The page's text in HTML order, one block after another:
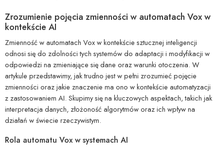
Zrozumienie pojęcia zmienności w automatach Vox w
kontekście AI
Zmienność w automatach Vox w kontekście sztucznej inteligencji
odnosi się do zdolności tych systemów do adaptacji i modyfikacji w
odpowiedzi na zmieniające się dane oraz warunki otoczenia. W
artykule przedstawimy, jak trudno jest w pełni zrozumieć pojęcie
zmienności oraz jakie znaczenie ma ono w kontekście automatyzacji
z zastosowaniem AI. Skupimy się na kluczowych aspektach, takich jak
interpretacja danych, złożoność algorytmów oraz ich wpływ na
działań w świecie rzeczywistym.
Rola automatu Vox w systemach AI